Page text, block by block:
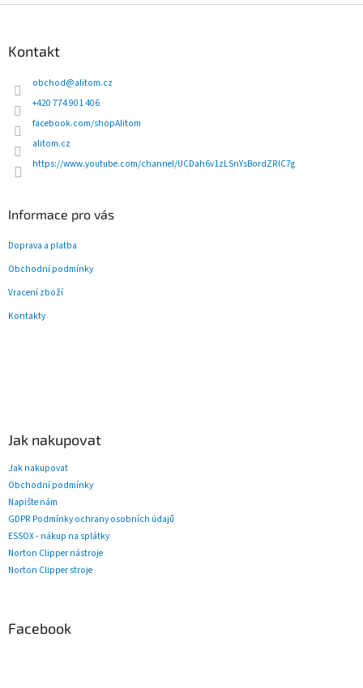
Kontakt
obchod@alitom.cz
+420 774 901 406
facebook.com/shopAlitom
alitom.cz
https://www.youtube.com/channel/UCDah6v1zLSnYsBordZRlC7g
Informace pro vás
Doprava a platba
Obchodní podmínky
Vracení zboží
Kontakty
Jak nakupovat
Jak nakupovat
Obchodní podmínky
Napište nám
GDPR Podmínky ochrany osobních údajů
ESSOX - nákup na splátky
Norton Clipper nástroje
Norton Clipper stroje
Facebook